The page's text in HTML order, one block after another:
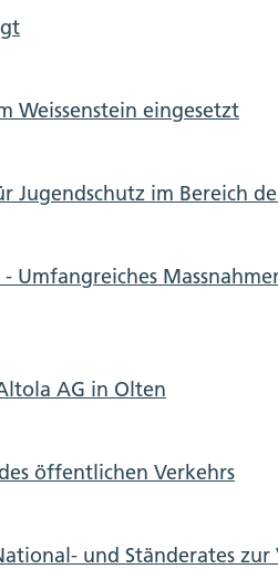
Weissenstein eingesetzt
Jugendschutz im Bereich
Umfangreiches
AG in Olten
öffentlichen Verkehrs
und Ständerates